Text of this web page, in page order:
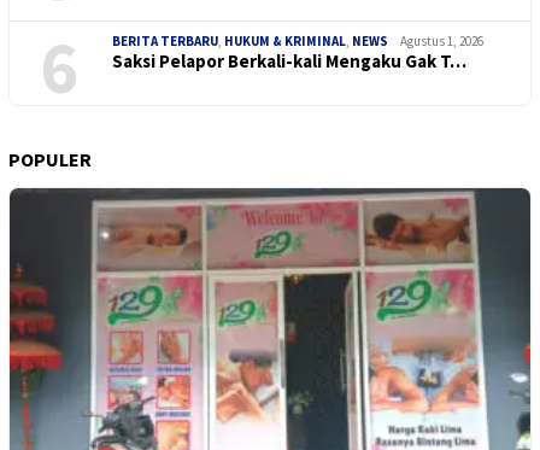
6 BERITA TERBARU, HUKUM & KRIMINAL, NEWS Agustus 1, 2026
Saksi Pelapor Berkali-kali Mengaku Gak T…
POPULER